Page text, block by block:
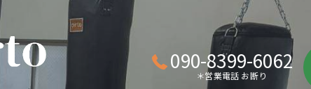
090-8399-6062
＊営業電話 お断り